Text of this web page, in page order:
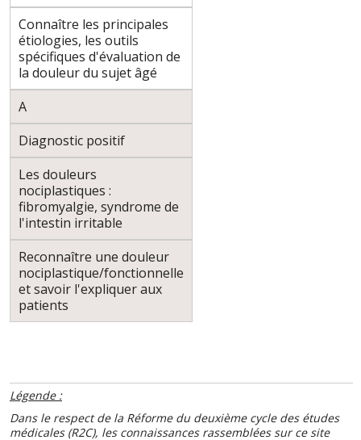
Connaître les principales
étiologies, les outils
spécifiques d'évaluation de
la douleur du sujet âgé
A
Diagnostic positif
Les douleurs
nociplastiques :
fibromyalgie, syndrome de
l'intestin irritable
Reconnaître une douleur
nociplastique/fonctionnelle
et savoir l'expliquer aux
patients
Légende :
Dans le respect de la Réforme du deuxième cycle des études
médicales (R2C), les connaissances rassemblées sur ce site